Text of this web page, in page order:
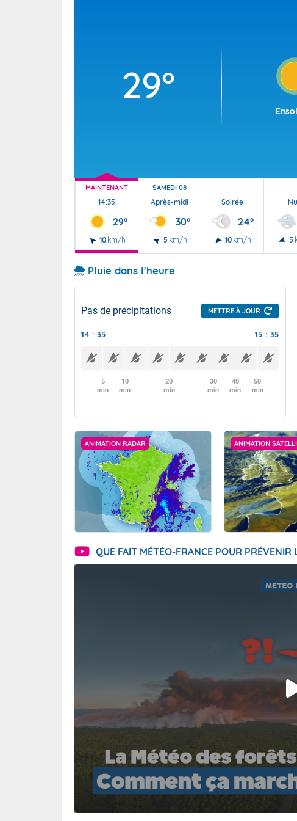
29°
MAINTENANT
14:35
29°
10 km/h
SAMEDI 08
Après-midi
30°
5 km/h
Soirée
24°
10 km/h 5
Pluie dans l'heure
Pas de précipitations METTRE À JOUR
14 : 35 15 : 35
5
min
10
min
20
min
30
min
40
min
50
min
ANIMATION RADAR ANIMATION
QUE FAIT MÉTÉO-FRANCE POUR PRÉVENIR